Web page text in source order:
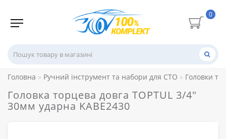
0
Головна Ручний інструмент та набори для СТО Головки
Головка торцева довга TOPTUL 3/4"
30мм ударна KABE2430